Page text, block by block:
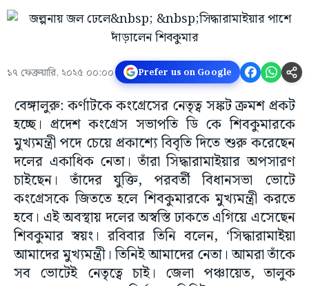
১৭ ফেব্রুয়ারি, ২০২৫ ০০:০০ Prefer us on Google
বেঙ্গালুরু: কর্ণাটকে কংগ্রেসের নেতৃত্ব সঙ্কট ক্রমশ প্রকট
হচ্ছে। প্রদেশ কংগ্রেস সভাপতি ডি কে শিবকুমারকে
মুখ্যমন্ত্রী পদে চেয়ে প্রকাশ্যে বিবৃতি দিতে শুরু করেছেন
দলের একাধিক নেতা। তাঁরা সিদ্ধারামাইয়ার অপসারণ
চাইছেন। তাঁদের যুক্তি, পরবর্তী বিধানসভা ভোটে
কংগ্রেসকে জিততে হলে শিবকুমারকে মুখ্যমন্ত্রী করতে
হবে। এই অবস্থায় দলের অস্বস্তি ঢাকতে এগিয়ে এসেছেন
শিবকুমার স্বয়ং। রবিবার তিনি বলেন, ‘সিদ্ধারামাইয়া
আমাদের মুখ্যমন্ত্রী। তিনিই আমাদের নেতা। আমরা তাঁকে
সব ভোটেই নেতৃত্বে চাই। জেলা পঞ্চায়েত, তালুক